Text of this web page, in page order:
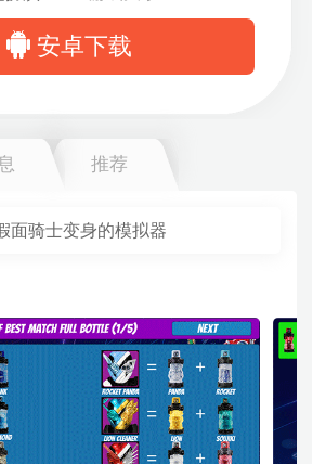
安卓下载
推荐
面骑士变身的模拟器